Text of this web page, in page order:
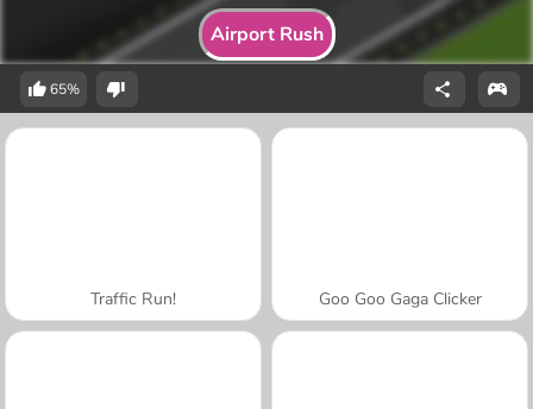
Airport Rush
65%
Traffic Run! Goo Goo Gaga Clicker